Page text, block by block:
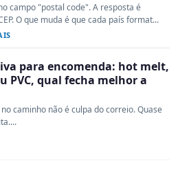
campo "postal code". A resposta é
O que muda é que cada país format...
para encomenda: hot melt,
PVC, qual fecha melhor a
caminho não é culpa do correio. Quase